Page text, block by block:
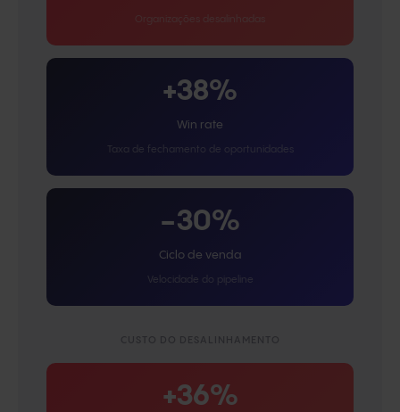
+38%
Win rate
Taxa de fechamento de oportunidades
−30%
Ciclo de venda
Velocidade do pipeline
+36%